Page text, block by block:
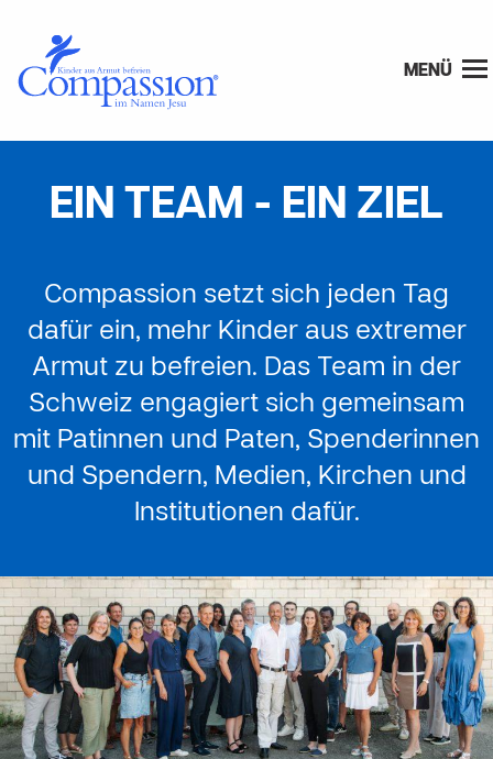
MENÜ
EIN TEAM - EIN ZIEL
Compassion setzt sich jeden Tag
dafür ein, mehr Kinder aus extremer
Armut zu befreien. Das Team in der
Schweiz engagiert sich gemeinsam
mit Patinnen und Paten, Spenderinnen
und Spendern, Medien, Kirchen und
Institutionen dafür.